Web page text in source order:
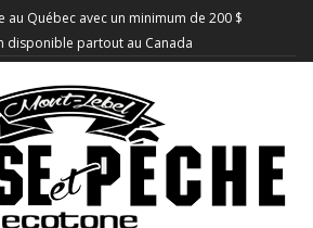
au Québec avec un minimum de 200 $
disponible partout au Canada